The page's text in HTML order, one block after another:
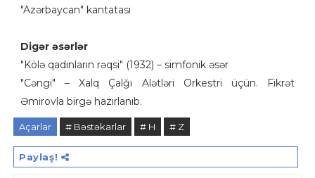
"Azərbaycan" kantatası
Digər əsərlər
"Kölə qadınların rəqsi" (1932) – simfonik əsər
"Cəngi" – Xalq Çalğı Alətləri Orkestri üçün. Fikrət
Əmirovla birgə hazırlanıb.
Açarlar # Bəstəkarlar # H # Z
Paylaş!